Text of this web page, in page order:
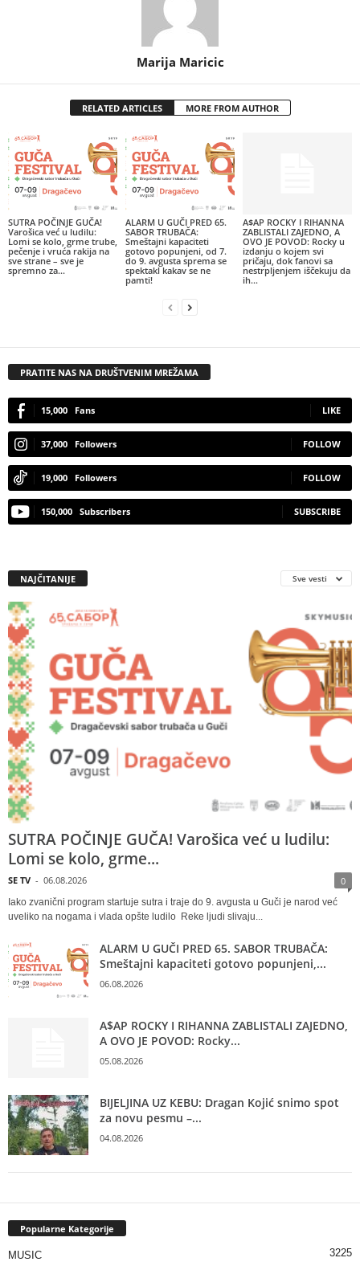
Marija Maricic
RELATED ARTICLES MORE FROM AUTHOR
SUTRA POČINJE GUČA!
Varošica već u ludilu:
Lomi se kolo, grme trube,
pečenje i vruća rakija na
sve strane – sve je
spremno za...
ALARM U GUČI PRED 65.
SABOR TRUBAČA:
Smeštajni kapaciteti
gotovo popunjeni, od 7.
do 9. avgusta sprema se
spektakl kakav se ne
pamti!
A$AP ROCKY I RIHANNA
ZABLISTALI ZAJEDNO, A
OVO JE POVOD: Rocky u
izdanju o kojem svi
pričaju, dok fanovi sa
nestrpljenjem iščekuju da
ih...
PRATITE NAS NA DRUŠTVENIM MREŽAMA
15,000 Fans LIKE
37,000 Followers FOLLOW
19,000 Followers FOLLOW
150,000 Subscribers SUBSCRIBE
NAJČITANIJE Sve vesti
SUTRA POČINJE GUČA! Varošica već u ludilu:
Lomi se kolo, grme...
SE TV - 06.08.2026 0
Iako zvanični program startuje sutra i traje do 9. avgusta u Guči je narod već
uveliko na nogama i vlada opšte ludilo Reke ljudi slivaju...
ALARM U GUČI PRED 65. SABOR TRUBAČA:
Smeštajni kapaciteti gotovo popunjeni,...
06.08.2026
A$AP ROCKY I RIHANNA ZABLISTALI ZAJEDNO,
A OVO JE POVOD: Rocky...
05.08.2026
BIJELJINA UZ KEBU: Dragan Kojić snimo spot
za novu pesmu –...
04.08.2026
Popularne Kategorije
MUSIC 3225